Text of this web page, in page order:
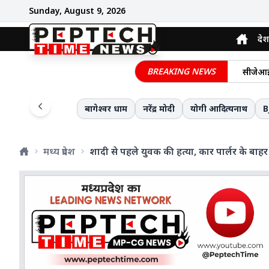
Sunday, August 9, 2026
देश
BREAKING NEWS
सीजेआई
सेंट्रल
मेरठ में
खेत में
बागेश्वर धाम नरेंद्र मोदी योगी आदित्यनाथ
मध्य प्रदेश शादी से पहले युवक की हत्या, कार पार्लर के